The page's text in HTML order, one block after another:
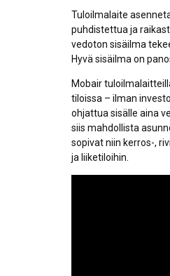
Tuloilmalaite
puhdistettua ja
vedoton sisäilma
Hyvä sisäilma on
Mobair
tiloissa – ilman
ohjattua sisälle aina
siis mahdollista
sopivat niin kerros-,
ja liiketiloihin.